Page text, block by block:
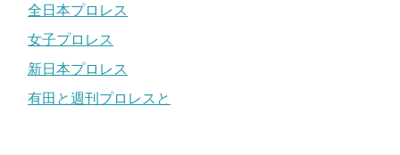
全日本プロレス
女子プロレス
新日本プロレス
有田と週刊プロレスと